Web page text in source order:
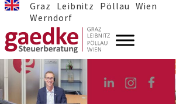
Graz Leibnitz Pöllau Wien
Werndorf